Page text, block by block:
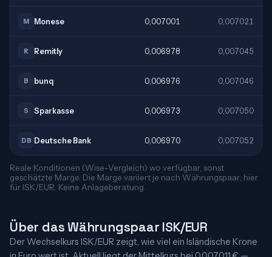
M Monese 0,007001 0,007021
R Remitly 0,006978 0,007045
B bunq 0,006976 0,007046
S Sparkasse 0,006973 0,007050
DB Deutsche Bank 0,006970 0,007052
Reale Konditionen (Wise-Vergleich) wo verfügbar, sonst
geschätzte Marge. Die Marge variiert je nach Währungspaar; hier
für ISK/EUR. Keine Anlageberatung.
Über das Währungspaar ISK/EUR
Der Wechselkurs ISK/EUR zeigt, wie viel ein Isländische Krone